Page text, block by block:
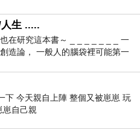
…「好讚的圖^^感覺大家
生 .....
在研究這本書～ _ _ _ _ _ _ _ 一
造論， 一般人的腦袋裡可能第一
論很科
下 今天親自上陣 整個又被崽崽 玩
自己親